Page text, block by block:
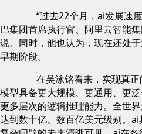
“过去22个月，ai发展速度
巴集团首席执行官、阿里云智能
说。同时，他也认为，现在还处
早期阶段。
在吴泳铭看来，实现真正
模型具备更大规模、更通用、更
更多层次的逻辑推理能力。全世
达到数十亿、数百亿美元级别。